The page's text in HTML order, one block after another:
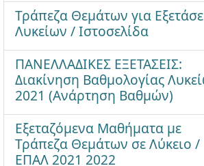
Τράπεζα Θεμάτων για
Λυκείων / Ιστοσελίδα
ΠΑΝΕΛΛΑΔΙΚΕΣ ΕΞΕΤΑΣΕΙΣ:
Διακίνηση Βαθμολογίας
2021 (Ανάρτηση Βαθμών)
Εξεταζόμενα Μαθήματα με
Τράπεζα Θεμάτων σε Λύκειο /
ΕΠΑΛ 2021 2022